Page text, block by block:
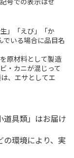
」「えび」「か
でいる場合に品目名
原材料として製造
・カニが混じって
、エサとしてエ
道具類」はお届け
環境により、実